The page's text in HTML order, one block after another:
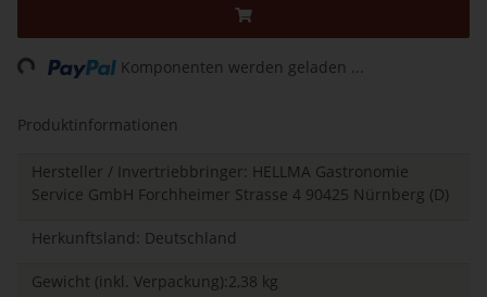
Loading... Komponenten werden geladen ...
Produktinformationen
Hersteller / Invertriebbringer: HELLMA Gastronomie
Service GmbH Forchheimer Strasse 4 90425 Nürnberg (D)
Herkunftsland: Deutschland
Gewicht (inkl. Verpackung):2,38 kg